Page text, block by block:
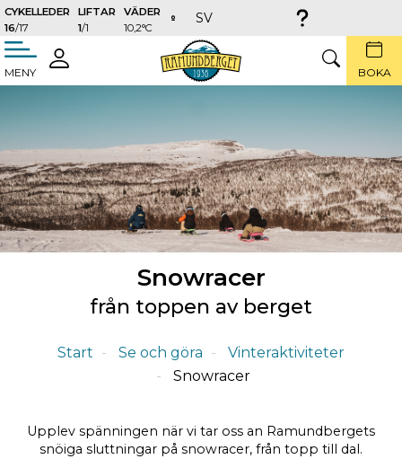
CYKELLEDER
16/17
LIFTAR
1/1
VÄDER
10,2°C
SV
MENY
LOGGA
IN
SÖK BOKA
Snowracer
från toppen av berget
Start Se och göra
Vinteraktiviteter
Snowracer
Upplev spänningen när vi tar oss an Ramundbergets
snöiga sluttningar på snowracer, från topp till dal.